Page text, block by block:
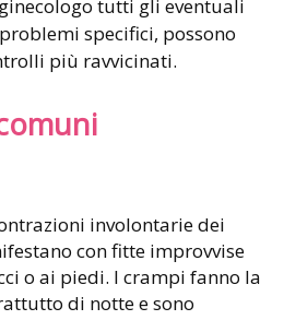
tutti gli eventuali
specifici, possono
più ravvicinati.
involontarie dei
con fitte improvvise
o ai piedi. I crampi fanno la
di notte e sono